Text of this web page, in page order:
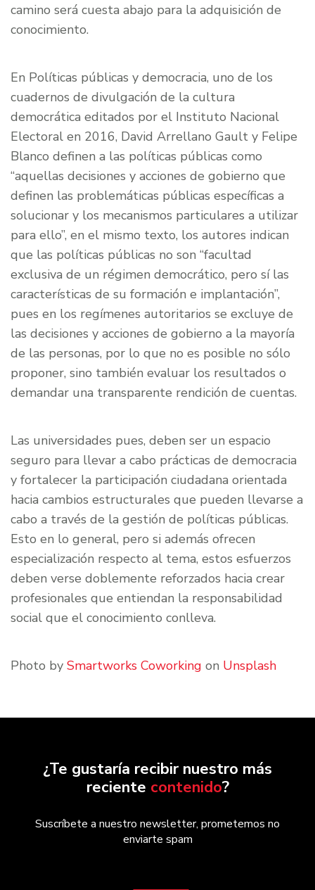
camino será cuesta abajo para la adquisición de
conocimiento.
En Políticas públicas y democracia, uno de los
cuadernos de divulgación de la cultura
democrática editados por el Instituto Nacional
Electoral en 2016, David Arrellano Gault y Felipe
Blanco definen a las políticas públicas como
“aquellas decisiones y acciones de gobierno que
definen las problemáticas públicas específicas a
solucionar y los mecanismos particulares a utilizar
para ello”, en el mismo texto, los autores indican
que las políticas públicas no son “facultad
exclusiva de un régimen democrático, pero sí las
características de su formación e implantación”,
pues en los regímenes autoritarios se excluye de
las decisiones y acciones de gobierno a la mayoría
de las personas, por lo que no es posible no sólo
proponer, sino también evaluar los resultados o
demandar una transparente rendición de cuentas.
Las universidades pues, deben ser un espacio
seguro para llevar a cabo prácticas de democracia
y fortalecer la participación ciudadana orientada
hacia cambios estructurales que pueden llevarse a
cabo a través de la gestión de políticas públicas.
Esto en lo general, pero si además ofrecen
especialización respecto al tema, estos esfuerzos
deben verse doblemente reforzados hacia crear
profesionales que entiendan la responsabilidad
social que el conocimiento conlleva.
Photo by Smartworks Coworking on Unsplash
¿Te gustaría recibir nuestro más
reciente contenido?
Suscríbete a nuestro newsletter, prometemos no
enviarte spam